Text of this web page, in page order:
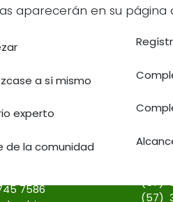
aparecerán en su
a sí mismo
experto
de la comunidad
la tienda
7586
Chat
(57)
(57)